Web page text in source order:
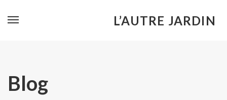
L’AUTRE JARDIN
Blog